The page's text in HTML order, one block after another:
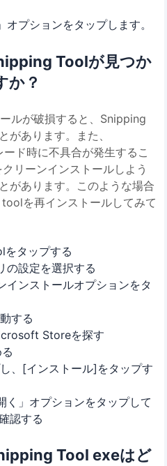
プションをタップします。
Toolが見つか
か？
ルが破損すると、Snipping
があります。また、
ド時に不具合が発生するこ
リーンインストールしよう
があります。このような場合
を再インストールしてみて
タップする
の設定を選択する
インストールオプションをタ
する
Storeを探す
、[インストール]をタップす
く」オプションをタップして
認する
Tool exeはど